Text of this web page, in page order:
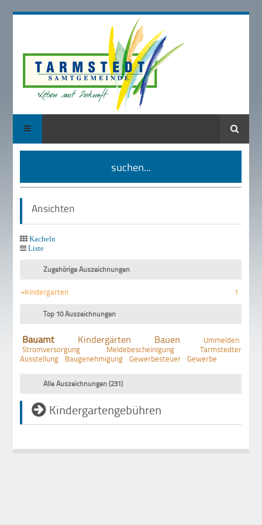
Suche
suchen...
Ansichten
Kacheln
Liste
Zugehörige Auszeichnungen
+Kindergarten 1
Top 10 Auszeichnungen
Bauamt Kindergärten Bauen
Ummelden
Stromversorgung
Meldebescheinigung
Tarmstedter
Ausstellung
Baugenehmigung Gewerbesteuer Gewerbe
Alle Auszeichnungen (231)
Kindergartengebühren